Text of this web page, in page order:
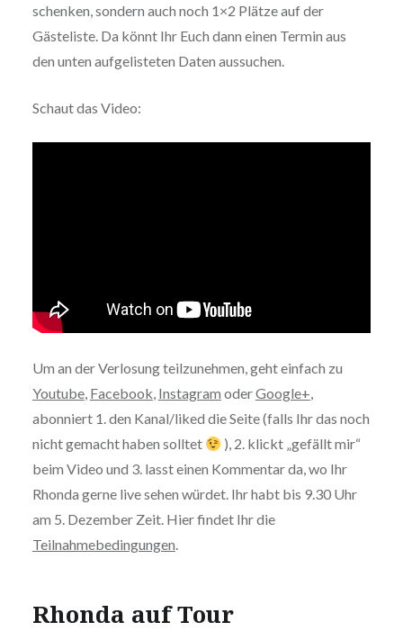
schenken, sondern auch noch 1×2 Plätze auf der
Gästeliste. Da könnt Ihr Euch dann einen Termin aus
den unten aufgelisteten Daten aussuchen.
Schaut das Video:
Um an der Verlosung teilzunehmen, geht einfach zu
Youtube, Facebook, Instagram oderGoogle+,
abonniert 1. den Kanal/liked die Seite (falls Ihr das noch
nicht gemacht haben solltet
), 2. klickt „gefällt mir“
beim Video und 3. lasst einen Kommentar da, wo Ihr
Rhonda gerne live sehen würdet. Ihr habt bis 9.30 Uhr
am 5. Dezember Zeit. Hier findet Ihr die
Teilnahmebedingungen.
Rhonda auf Tour